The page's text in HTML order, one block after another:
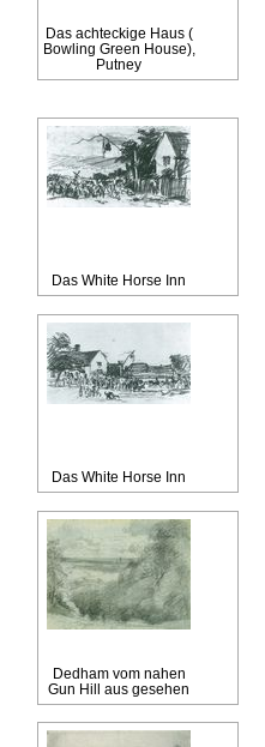
Das achteckige Haus (
Bowling Green House),
Putney
Das White Horse Inn
Das White Horse Inn
Dedham vom nahen
Gun Hill aus gesehen